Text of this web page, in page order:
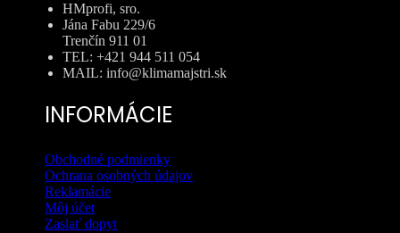
HMprofi, sro.
Jána Fabu 229/6
Trenčín 911 01
TEL: +421 944 511 054
MAIL: info@klimamajstri.sk
INFORMÁCIE
Obchodné podmienky
Ochrana osobných údajov
Reklamácie
Môj účet
Zaslať dopyt